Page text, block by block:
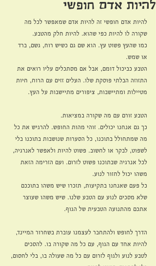
להיות אדם חופשי
להיות אדם חופשי זה להיות אדם שמאפשר לכל מה
שקורה לו להיות כפי שהוא. להיות חלק מהטבע.
כמו שהעץ פשוט עץ. הוא שם גם כשיש רוח, גשם, ברד
או שמש.
הטבע כביכול דומם, אבל אם מסתכלים עליו רואים את
התזוזה הבלתי פוסקת שלו. העלים זזים עם הרוח, חיות
מטיילות ומתיישבות, ציפורים מתיישבות על העץ.
הטבע זורם עם מה שקורה במציאות.
כך גם אנחנו יכולים. זוהי מהות החופש. להרגיש את כל
מה שמתחולל בתוכנו, כל הסערות שנושבות בתוכנו בלי
לשפוט, לבקר או לחשוב. פשוט להיות ולאפשר לאנרגיה,
לכל אנרגיה שבתוכנו פשוט לזרום. ועם הזרימה הזאת
משהו יכול לחזור לנוע.
כל פעם שאנחנו בתקיעות, תזכרו שיש משהו בתוככם
שלא מסכים לנוע עם הטבע שלנו. שיש משהו שעוצר
אתכם מהתנועה הטבעית של הגוף.
הדרך לחופש ולהתחבר לעצמנו עוברת בשחרור המיינד,
להיות אחד עם הגוף, עם כל מה שקורה בו. להסכים
לטבע לנוע ולגוף לזרום עם כל מה שעולה בו, בלי לחסום,